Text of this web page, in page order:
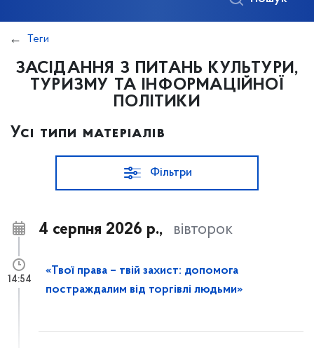
Теги
ЗАСІДАННЯ З ПИТАНЬ КУЛЬТУРИ,
ТУРИЗМУ ТА ІНФОРМАЦІЙНОЇ
ПОЛІТИКИ
Усі типи матеріалів
Фільтри
4 серпня 2026 р., вівторок
«Твої права – твій захист: допомога
постраждалим від торгівлі людьми»
14:54